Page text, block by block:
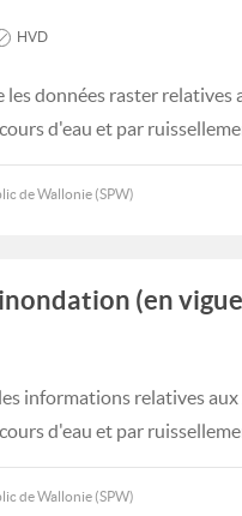
HVD
données raster relatives
d'eau et par
de Wallonie (SPW)
(en
informations relatives aux
d'eau et par
de Wallonie (SPW)